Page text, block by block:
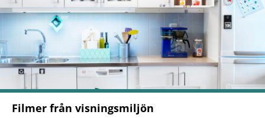
Filmer från visningsmiljön